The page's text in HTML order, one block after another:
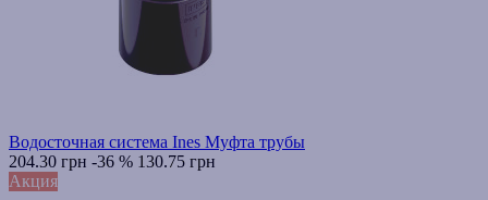
Водосточная система Ines Муфта трубы
204.30 грн -36 % 130.75 грн
Акция